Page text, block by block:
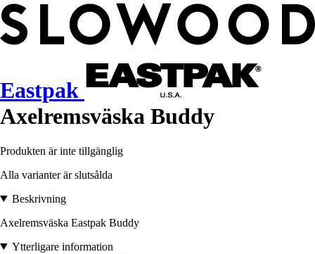
Eastpak
Axelremsväska Buddy
Produkten är inte tillgänglig
Alla varianter är slutsålda
Beskrivning
Axelremsväska Eastpak Buddy
Ytterligare information